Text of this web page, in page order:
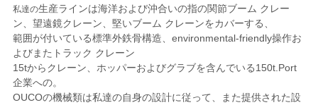
私達の生産ラインは海洋および沖合いの指の関節ブーム クレー
ン、望遠鏡クレーン、堅いブーム クレーンをカバーする、
範囲が付いている標準外鉄骨構造、environmental-friendly操作お
よびまたトラック クレーン
15tからクレーン、ホッパーおよびグラブを含んでいる150t.Port
企業への。
OUCOの機械類は私達の自身の設計に従って、また提供された設